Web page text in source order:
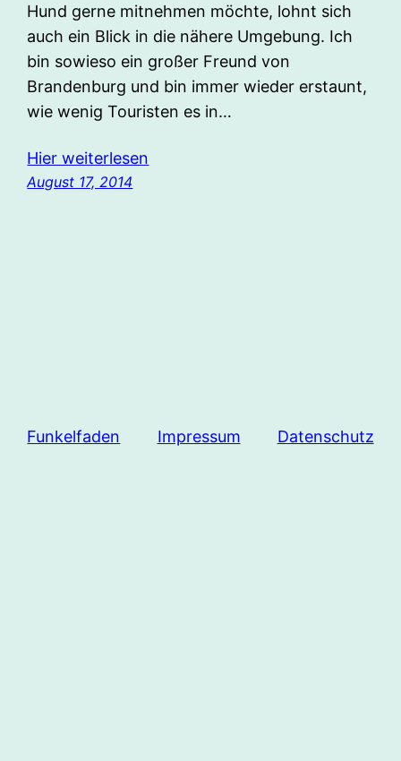
Hund gerne mitnehmen möchte, lohnt sich
auch ein Blick in die nähere Umgebung. Ich
bin sowieso ein großer Freund von
Brandenburg und bin immer wieder erstaunt,
wie wenig Touristen es in…
Hier weiterlesen
August 17, 2014
Funkelfaden Impressum Datenschutz